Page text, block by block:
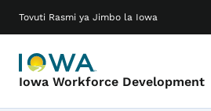
Tovuti Rasmi ya Jimbo la Iowa
Iowa Workforce Development
Main navigation